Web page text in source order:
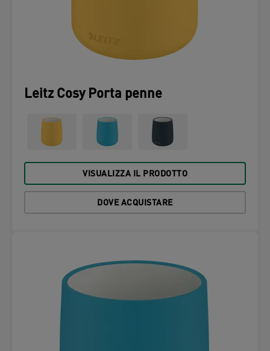
Leitz Cosy Porta penne
VISUALIZZA IL PRODOTTO
DOVE ACQUISTARE